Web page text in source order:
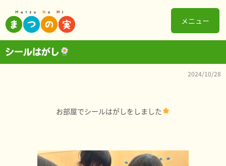
メニュー
シールはがし
2024/10/28
お部屋でシールはがしをしました